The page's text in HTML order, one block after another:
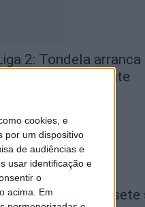
cookies, e
por um dispositivo
de audiências e
usar identificação e
o
acima. Em
2: Tondela
receção ao Amarante
GNR detém